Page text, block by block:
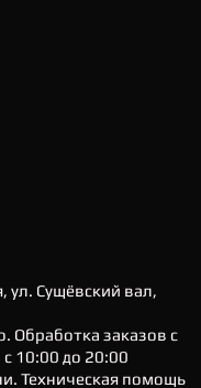
ул. Сущёвский вал,
Обработка заказов с
10:00 до 20:00
Техническая помощь